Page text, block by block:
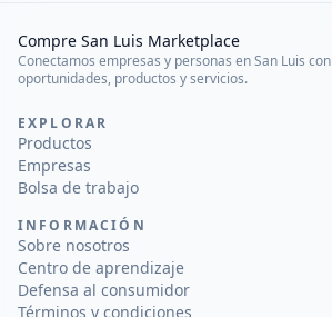
Compre San Luis Marketplace
Conectamos empresas y personas en San Luis con
oportunidades, productos y servicios.
EXPLORAR
Productos
Empresas
Bolsa de trabajo
INFORMACIÓN
Sobre nosotros
Centro de aprendizaje
Defensa al consumidor
Términos y condiciones